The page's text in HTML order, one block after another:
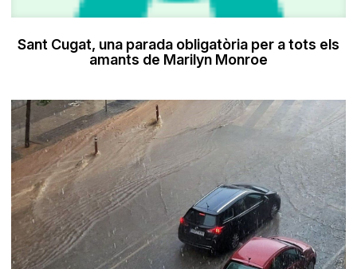
Sant Cugat, una parada obligatòria per a tots els
amants de Marilyn Monroe